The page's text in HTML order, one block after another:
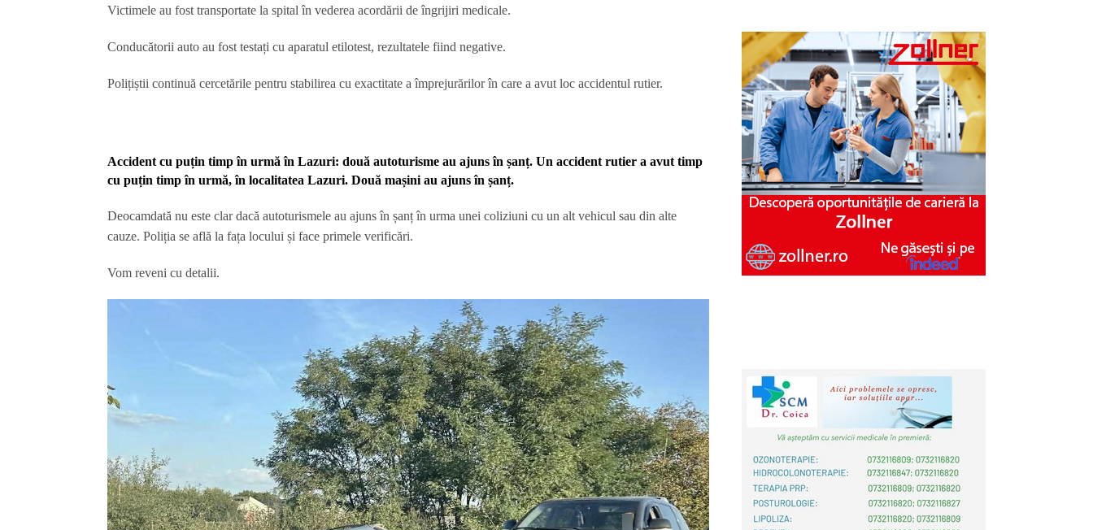
Victimele au fost transportate la spital în vederea acordării de îngrijiri medicale.
Conducătorii auto au fost testați cu aparatul etilotest, rezultatele fiind negative.
Polițiștii continuă cercetările pentru stabilirea cu exactitate a împrejurărilor în care a avut loc accidentul rutier.
Accident cu puțin timp în urmă în Lazuri: două autoturisme au ajuns în șanț. Un accident rutier a avut timp
cu puțin timp în urmă,în localitatea Lazuri. Două mașini au ajuns în șanț.
Deocamdată nu este clar dacă autoturismele au ajuns în șanț în urma unei coliziuni cu un alt vehicul sau din alte
cauze. Poliția se află la fața locului și face primele verificări.
Vom reveni cu detalii.